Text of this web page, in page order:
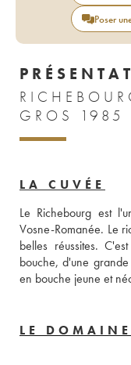
Poser
GROS 1985
LA CUVÉE
Le Richebourg est
Vosne-Romanée. Le
belles réussites.
bouche, d'une
en bouche jeune et
LE